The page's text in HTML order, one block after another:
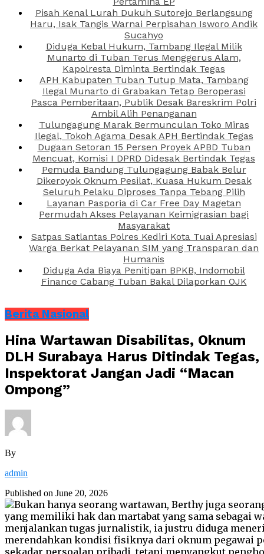
Pisah Kenal Lurah Dukuh Sutorejo Berlangsung
Haru, Isak Tangis Warnai Perpisahan Isworo Andik
Sucahyo
Diduga Kebal Hukum, Tambang Ilegal Milik
Munarto di Tuban Terus Menggerus Alam,
Kapolresta Diminta Bertindak Tegas
APH Kabupaten Tuban Tutup Mata, Tambang
Ilegal Munarto di Grabakan Tetap Beroperasi
Pasca Pemberitaan, Publik Desak Bareskrim Polri
Ambil Alih Penanganan
Tulungagung Marak Bermunculan Toko Miras
Ilegal, Tokoh Agama Desak APH Bertindak Tegas
Dugaan Setoran 15 Persen Proyek APBD Tuban
Mencuat, Komisi I DPRD Didesak Bertindak Tegas
Pemuda Bandung Tulungagung Babak Belur
Dikeroyok Oknum Pesilat, Kuasa Hukum Desak
Seluruh Pelaku Diproses Tanpa Tebang Pilih
Layanan Pasporia di Car Free Day Magetan
Permudah Akses Pelayanan Keimigrasian bagi
Masyarakat
Satpas Satlantas Polres Kediri Kota Tuai Apresiasi
Warga Berkat Pelayanan SIM yang Transparan dan
Humanis
Diduga Ada Biaya Penitipan BPKB, Indomobil
Finance Cabang Tuban Bakal Dilaporkan OJK
Berita Nasional
Hina Wartawan Disabilitas, Oknum
DLH Surabaya Harus Ditindak Tegas,
Inspektorat Jangan Jadi “Macan
Ompong”
By
admin
Published on June 20, 2026